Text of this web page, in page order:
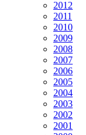
2012
2011
2010
2009
2008
2007
2006
2005
2004
2003
2002
2001